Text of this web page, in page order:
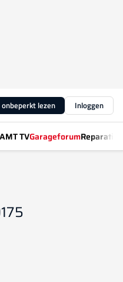
lezen Inloggen
AMT TVGarageforum